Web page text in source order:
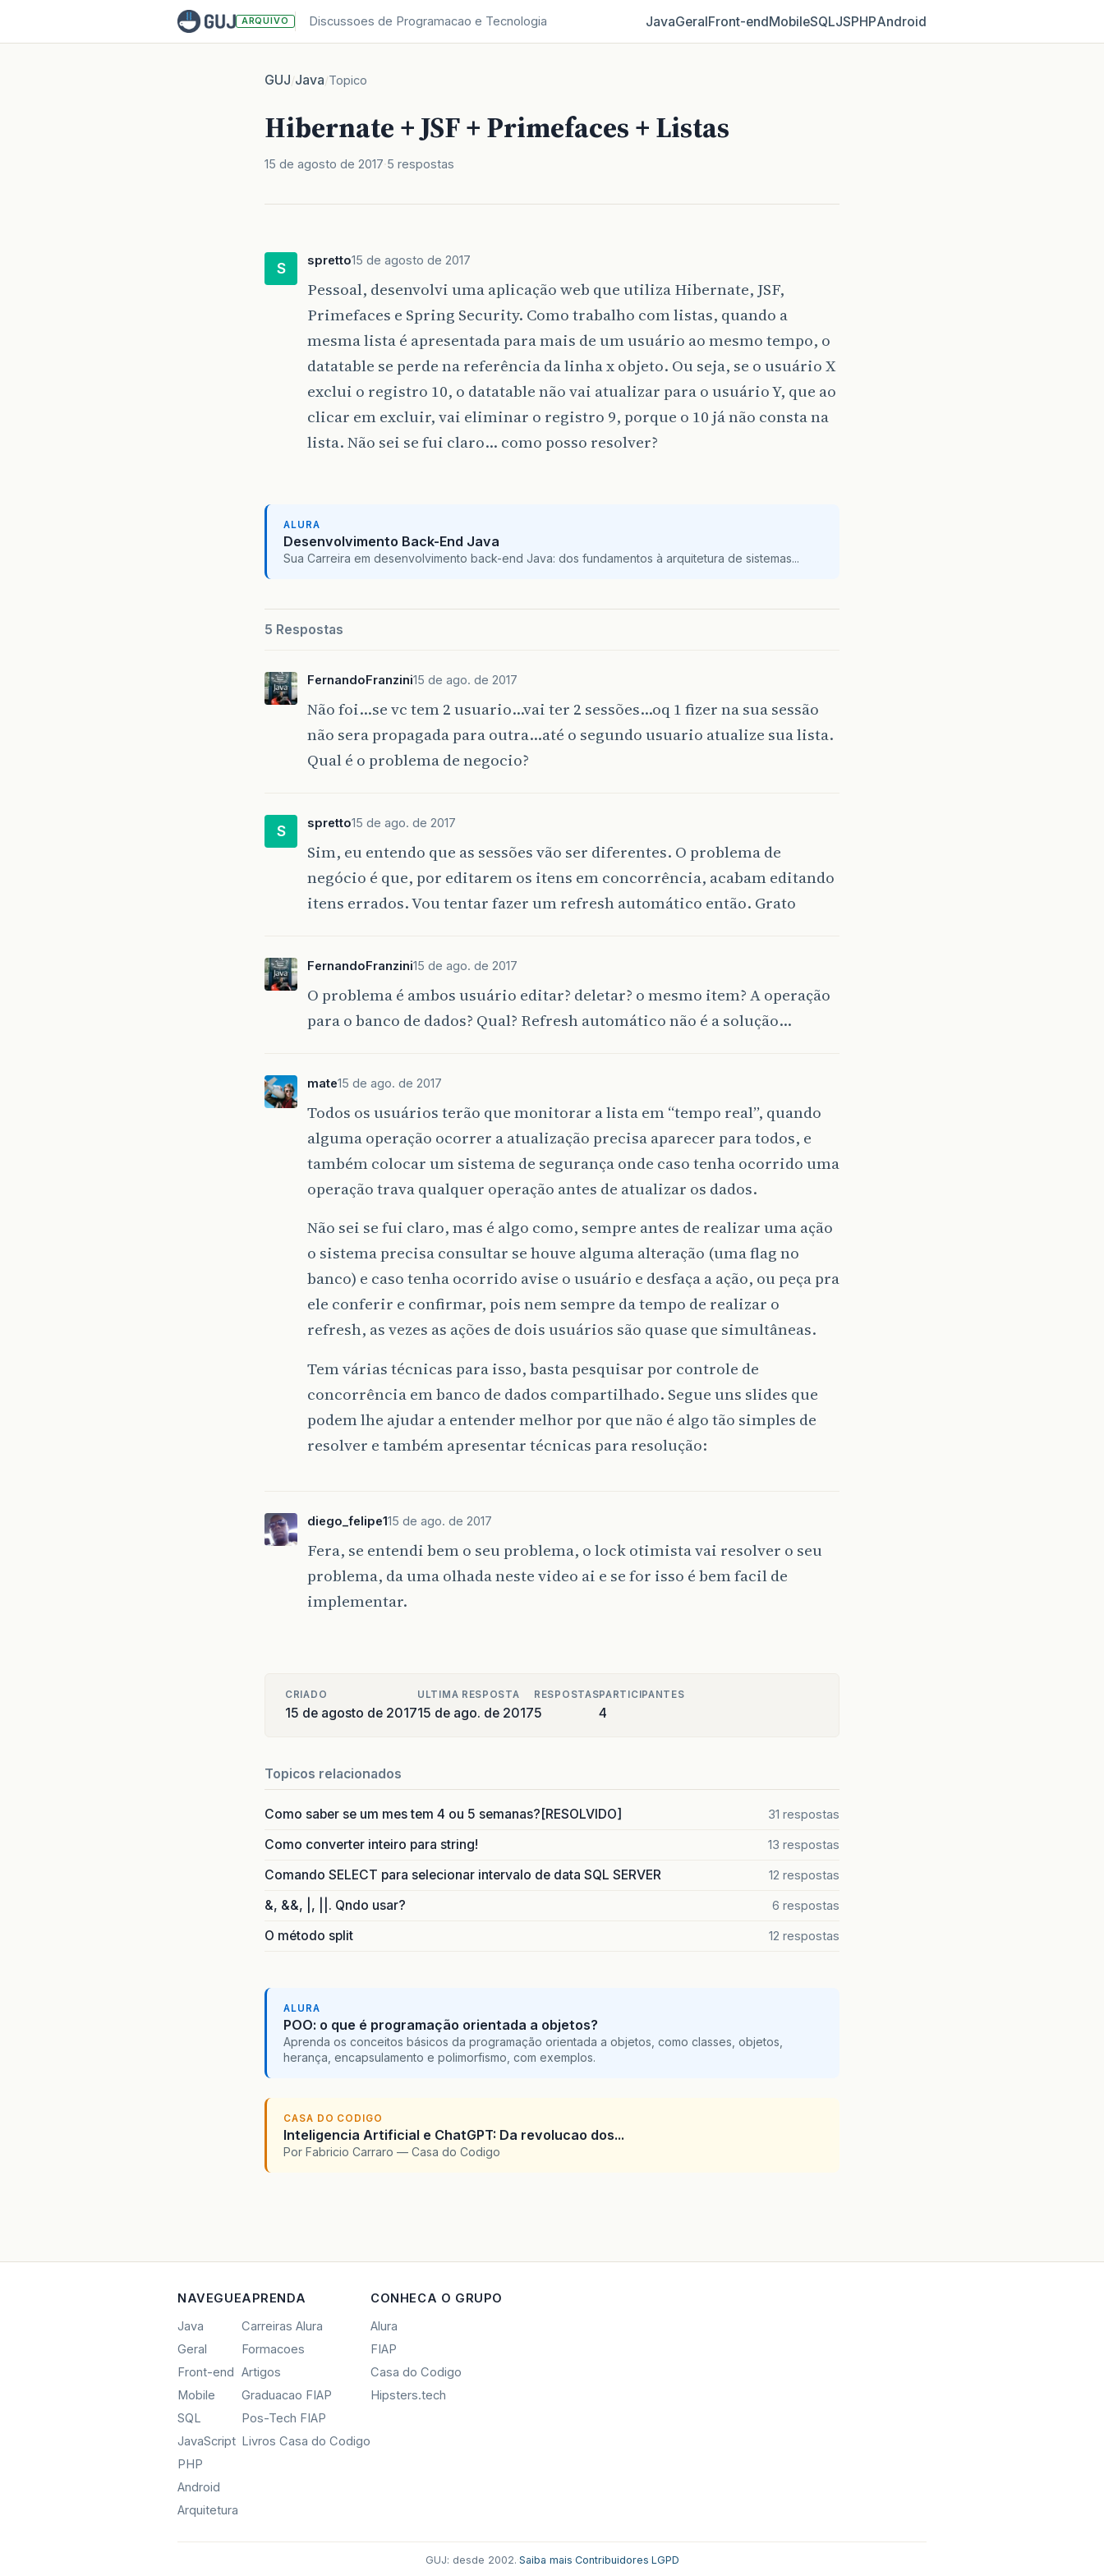
ARQUIVO Discussoes de Programacao e Tecnologia JavaGeralFront‑endMobileSQLJSPHPAndroid
GUJ/Java/Topico
Hibernate + JSF + Primefaces + Listas
15 de agosto de 2017 5 respostas
S spretto15 de agosto de 2017
Pessoal, desenvolvi uma aplicação web que utiliza Hibernate, JSF,
Primefaces e Spring Security. Como trabalho com listas, quando a
mesma lista é apresentada para mais de um usuário ao mesmo tempo, o
datatable se perde na referência da linha x objeto. Ou seja, se o usuário X
exclui o registro 10, o datatable não vai atualizar para o usuário Y, que ao
clicar em excluir, vai eliminar o registro 9, porque o 10 já não consta na
lista. Não sei se fui claro… como posso resolver?
ALURA
Desenvolvimento Back-End Java
Sua Carreira em desenvolvimento back-end Java: dos fundamentos à arquitetura de sistemas...
5 Respostas
FernandoFranzini15 de ago. de 2017
Não foi…se vc tem 2 usuario…vai ter 2 sessões…oq 1 fizer na sua sessão
não sera propagada para outra…até o segundo usuario atualize sua lista.
Qual é o problema de negocio?
S spretto15 de ago. de 2017
Sim, eu entendo que as sessões vão ser diferentes. O problema de
negócio é que, por editarem os itens em concorrência, acabam editando
itens errados. Vou tentar fazer um refresh automático então. Grato
FernandoFranzini15 de ago. de 2017
O problema é ambos usuário editar? deletar? o mesmo item? A operação
para o banco de dados? Qual? Refresh automático não é a solução…
mate15 de ago. de 2017
Todos os usuários terão que monitorar a lista em “tempo real”, quando
alguma operação ocorrer a atualização precisa aparecer para todos, e
também colocar um sistema de segurança onde caso tenha ocorrido uma
operação trava qualquer operação antes de atualizar os dados.
Não sei se fui claro, mas é algo como, sempre antes de realizar uma ação
o sistema precisa consultar se houve alguma alteração (uma flag no
banco) e caso tenha ocorrido avise o usuário e desfaça a ação, ou peça pra
ele conferir e confirmar, pois nem sempre da tempo de realizar o
refresh, as vezes as ações de dois usuários são quase que simultâneas.
Tem várias técnicas para isso, basta pesquisar por controle de
concorrência em banco de dados compartilhado. Segue uns slides que
podem lhe ajudar a entender melhor por que não é algo tão simples de
resolver e também apresentar técnicas para resolução:
diego_felipe115 de ago. de 2017
Fera, se entendi bem o seu problema, o lock otimista vai resolver o seu
problema, da uma olhada neste video ai e se for isso é bem facil de
implementar.
CRIADO
15 de agosto de 2017
ULTIMA RESPOSTA
15 de ago. de 2017
RESPOSTAS
5
PARTICIPANTES
4
Topicos relacionados
Como saber se um mes tem 4 ou 5 semanas?[RESOLVIDO] 31 respostas
Como converter inteiro para string! 13 respostas
Comando SELECT para selecionar intervalo de data SQL SERVER 12 respostas
&, &&, |, ||. Qndo usar? 6 respostas
O método split 12 respostas
ALURA
POO: o que é programação orientada a objetos?
Aprenda os conceitos básicos da programação orientada a objetos, como classes, objetos,
herança, encapsulamento e polimorfismo, com exemplos.
CASA DO CODIGO
Inteligencia Artificial e ChatGPT: Da revolucao dos...
Por Fabricio Carraro — Casa do Codigo
NAVEGUE
Java
Geral
Front-end
Mobile
SQL
JavaScript
PHP
Android
Arquitetura
APRENDA
Carreiras Alura
Formacoes
Artigos
Graduacao FIAP
Pos-Tech FIAP
Livros Casa do Codigo
CONHECA O GRUPO
Alura
FIAP
Casa do Codigo
Hipsters.tech
GUJ: desde 2002.·Saiba mais·Contribuidores·LGPD